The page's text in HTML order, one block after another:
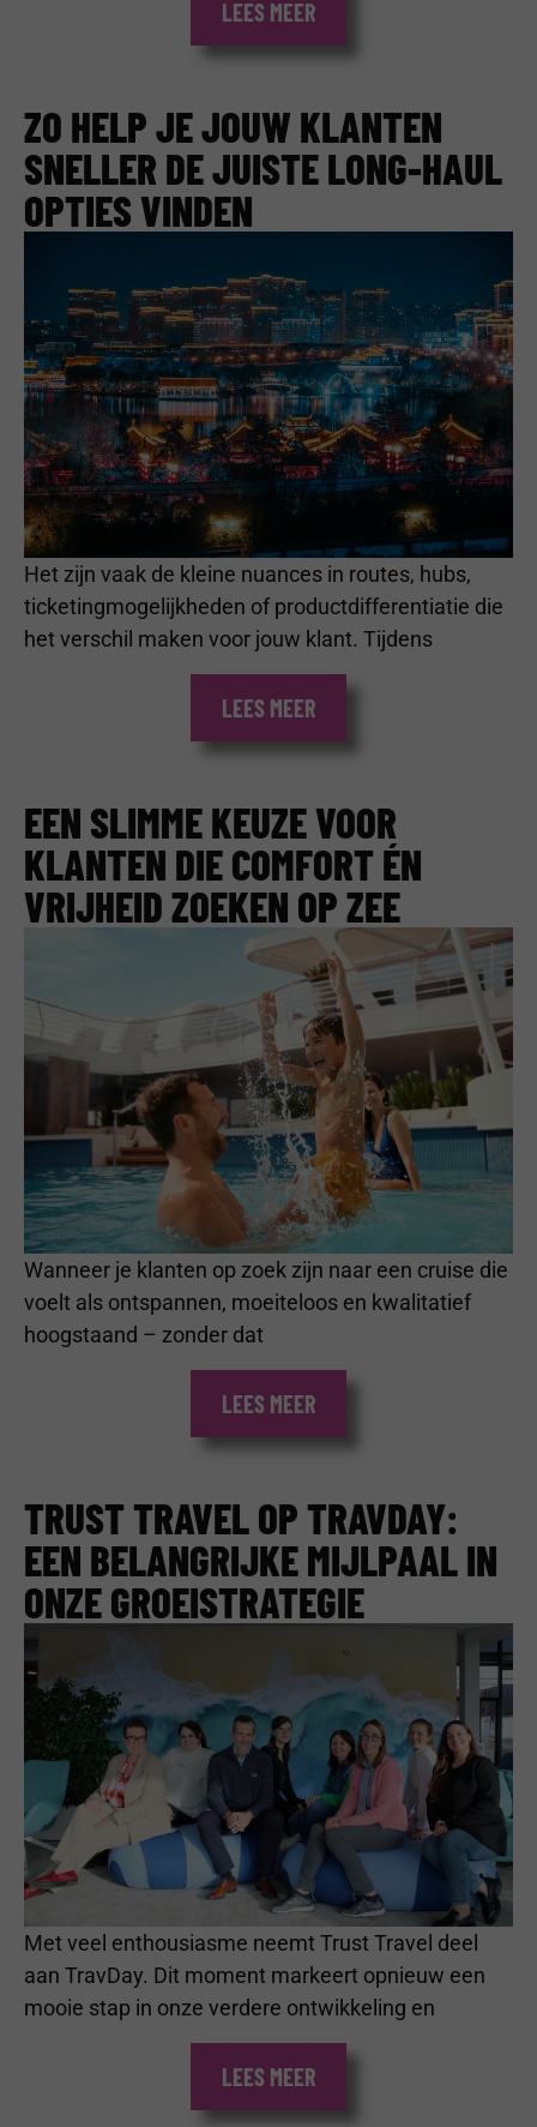
LEES MEER
ZO HELP JE JOUW KLANTEN
SNELLER DE JUISTE LONG-HAUL
OPTIES VINDEN
Het zijn vaak de kleine nuances in routes, hubs,
ticketingmogelijkheden of productdifferentiatie die
het verschil maken voor jouw klant. Tijdens
LEES MEER
EEN SLIMME KEUZE VOOR
KLANTEN DIE COMFORT ÉN
VRIJHEID ZOEKEN OP ZEE
Wanneer je klanten op zoek zijn naar een cruise die
voelt als ontspannen, moeiteloos en kwalitatief
hoogstaand – zonder dat
LEES MEER
TRUST TRAVEL OP TRAVDAY:
EEN BELANGRIJKE MIJLPAAL IN
ONZE GROEISTRATEGIE
Met veel enthousiasme neemt Trust Travel deel
aan TravDay. Dit moment markeert opnieuw een
mooie stap in onze verdere ontwikkeling en
LEES MEER